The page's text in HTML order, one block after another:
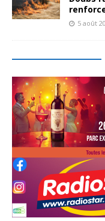
5 août